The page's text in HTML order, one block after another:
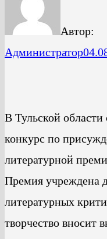
Автор:
Администратор
В Тульской области
конкурс по
литературной
Премия учреждена
литературных
творчество вносит